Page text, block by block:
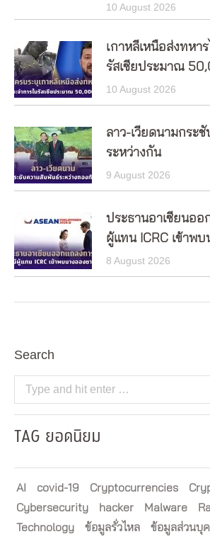
10 August 2026
เกาหลีเหนือส่งทหา
รัสเซียประมาณ
10 August 2026
ลาว-เวียดนามกระ
ระหว่างกัน
9 August 2026
ประธานอาเซียนอ
ผู้แทน ICRC เข้าพ
8 August 2026
Search
Search:
TAG ยอดนิยม
AI covid-19 Cryptocurrencies
Cybersecurity
hacker Malware
Technology
ข้อมูลรั่วไหล ข้อมูลส่วนบุ